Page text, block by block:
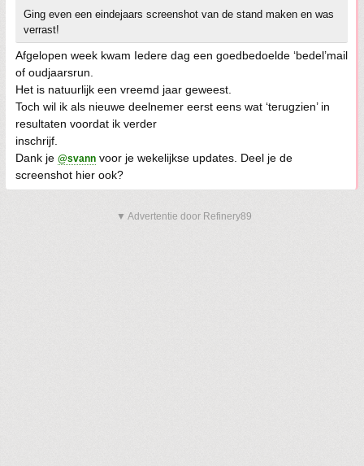
Ging even een eindejaars screenshot van de stand maken en was
verrast!
Afgelopen week kwam Iedere dag een goedbedoelde ‘bedel’mail
of oudjaarsrun.
Het is natuurlijk een vreemd jaar geweest.
Toch wil ik als nieuwe deelnemer eerst eens wat ‘terugzien’ in
resultaten voordat ik verder
inschrijf.
Dank je @svann voor je wekelijkse updates. Deel je de
screenshot hier ook?
▼ Advertentie door Refinery89